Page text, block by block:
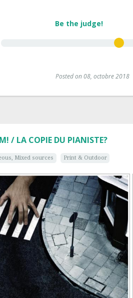
Be the judge!
Posted on 08, octobre 2018
/ LA COPIE DU PIANISTE?
Mixed sources Print & Outdoor